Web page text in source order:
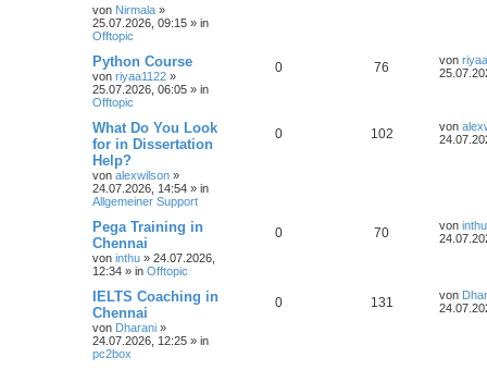
von Nirmala »
25.07.2026, 09:15 » in
Offtopic
Python Course
von riyaa1122 »
25.07.2026, 06:05 » in
Offtopic
0 76 von
What Do You Look
for in Dissertation
Help?
von alexwilson »
24.07.2026, 14:54 » in
Allgemeiner Support
0 102 von
Pega Training in
Chennai
von inthu » 24.07.2026,
12:34 » in Offtopic
0 70 von inthu
IELTS Coaching in
Chennai
von Dharani »
24.07.2026, 12:25 » in
pc2box
0 131 von